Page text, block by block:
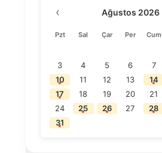
‹ Ağustos 2026
Pzt Sal Çar Per Cum
3
4 5 6 7
10
11 12 13 14
17
18 19 20 21
24
25 26 27 28
31